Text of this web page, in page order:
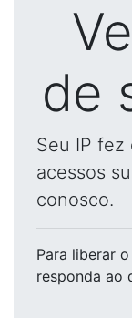
de
Seu IP fez
acessos
conosco.
Para liberar
responda ao